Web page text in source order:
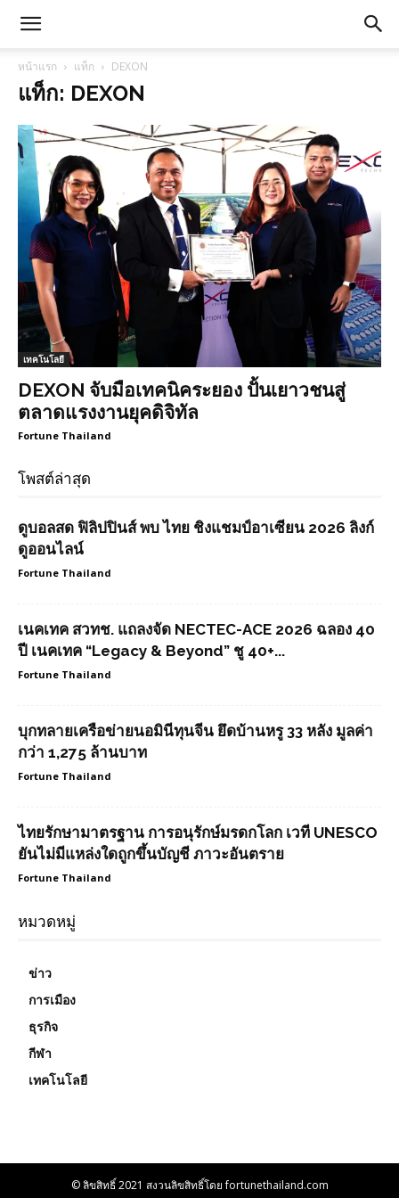
หน้าแรก แท็ก DEXON
แท็ก: DEXON
เทคโนโลยี
DEXON จับมือเทคนิคระยอง ปั้นเยาวชนสู่
ตลาดแรงงานยุคดิจิทัล
Fortune Thailand
โพสต์ล่าสุด
ดูบอลสด ฟิลิปปินส์ พบ ไทย ชิงแชมป์อาเซียน 2026 ลิงก์
ดูออนไลน์
Fortune Thailand
เนคเทค สวทช. แถลงจัด NECTEC-ACE 2026 ฉลอง 40
ปี เนคเทค “Legacy & Beyond” ชู 40+...
Fortune Thailand
บุกทลายเครือข่ายนอมินีทุนจีน ยึดบ้านหรู 33 หลัง มูลค่า
กว่า 1,275 ล้านบาท
Fortune Thailand
ไทยรักษามาตรฐาน การอนุรักษ์มรดกโลก เวที UNESCO
ยันไม่มีแหล่งใดถูกขึ้นบัญชี ภาวะอันตราย
Fortune Thailand
หมวดหมู่
ข่าว
การเมือง
ธุรกิจ
กีฬา
เทคโนโลยี
© ลิขสิทธิ์ 2021 สงวนลิขสิทธิ์โดย fortunethailand.com